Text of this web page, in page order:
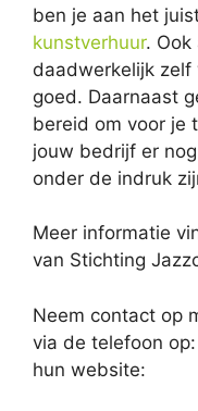
ben je aan het
kunstverhuur. Ook
daadwerkelijk
goed. Daarnaast
bereid om voor je
jouw bedrijf er
onder de indruk
Meer informatie
van Stichting
Neem contact op
via de telefoon
hun website: